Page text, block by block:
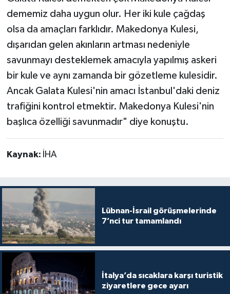
dememiz daha uygun olur. Her iki kule çağdaş
olsa da amaçları farklıdır. Makedonya Kulesi,
dışarıdan gelen akınların artması nedeniyle
savunmayı desteklemek amacıyla yapılmış askeri
bir kule ve aynı zamanda bir gözetleme kulesidir.
Ancak Galata Kulesi'nin amacı İstanbul'daki deniz
trafiğini kontrol etmektir. Makedonya Kulesi'nin
başlıca özelliği savunmadır" diye konuştu.
Kaynak: İHA
Lübnan-İsrail görüşmelerinde
7’nci tur tamamlandı
İtalya’da sıcaklara karşı turistik
ziyaretlere gece ayarı